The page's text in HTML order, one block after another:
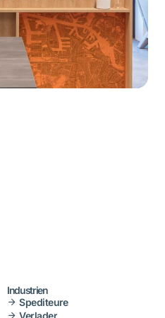
Industrien
Spediteure
Verlader